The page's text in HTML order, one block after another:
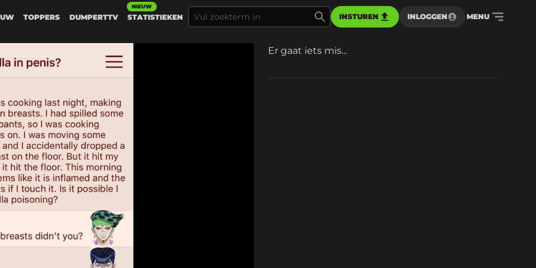
TOPPERS DUMPERTTV STATISTIEKEN
NIEUW
INSTUREN INLOGGEN MENU
Er gaat iets mis...